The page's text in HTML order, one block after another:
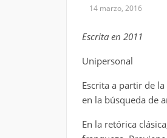
14 marzo, 2016
Escrita en 2011
Unipersonal
Escrita a partir de
en la búsqueda de
En la retórica